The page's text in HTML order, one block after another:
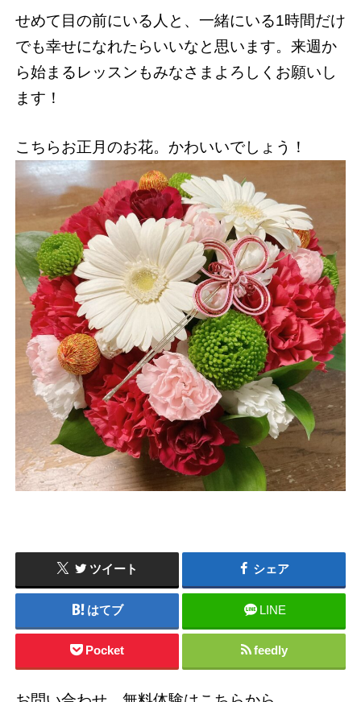
せめて目の前にいる人と、一緒にいる1時間だけ
でも幸せになれたらいいなと思います。来週か
ら始まるレッスンもみなさまよろしくお願いし
ます！
こちらお正月のお花。かわいいでしょう！
ツイート シェア
はてブ LINE
Pocket feedly